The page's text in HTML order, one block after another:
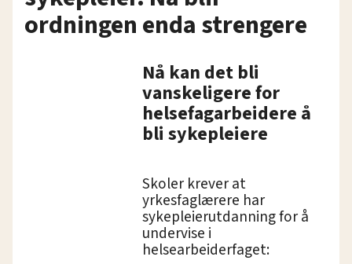
ordningen enda strengere
Nå kan det bli
vanskeligere for
helsefagarbeidere å
bli sykepleiere
Skoler krever at
yrkesfaglærere har
sykepleierutdanning for å
undervise i
helsearbeiderfaget: